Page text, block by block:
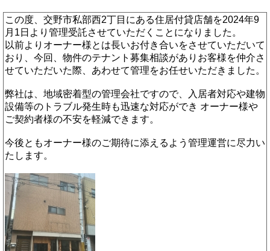
この度、交野市私部西2丁目にある住居付貸店舗を2024年9
月1日より管理受託させていただくことになりました。
以前よりオーナー様とは長いお付き合いをさせていただいて
おり、今回、物件のテナント募集相談がありお客様を仲介さ
せていただいた際、あわせて管理をお任せいただきました。
弊社は、地域密着型の管理会社ですので、入居者対応や建物
設備等のトラブル発生時も迅速な対応ができ オーナー様や
ご契約者様の不安を軽減できます。
今後ともオーナー様のご期待に添えるよう管理運営に尽力い
たします。